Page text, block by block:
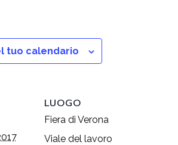
tuo calendario
LUOGO
Fiera di Verona
Viale del lavoro